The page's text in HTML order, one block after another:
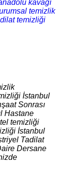
kavağı
temizlik
temizliği
İstanbul
Sonrası
Hastane
temizliği
İstanbul
Tadilat
Dersane